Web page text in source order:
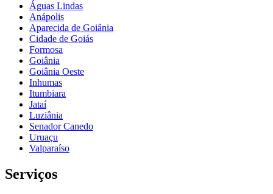
Águas Lindas
Anápolis
Aparecida de Goiânia
Cidade de Goiás
Formosa
Goiânia
Goiânia Oeste
Inhumas
Itumbiara
Jataí
Luziânia
Senador Canedo
Uruaçu
Valparaíso
Serviços